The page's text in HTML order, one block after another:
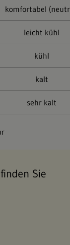
komfortabel
leicht kühl
kühl
kalt
sehr kalt
Sie